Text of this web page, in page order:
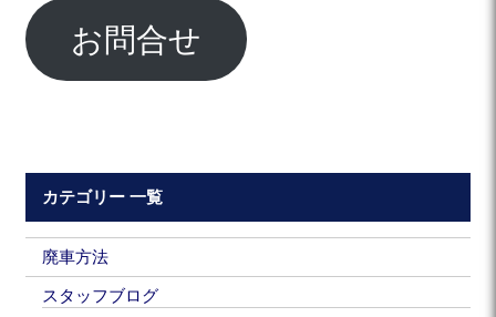
お問合せ
カテゴリー 一覧
廃車方法
スタッフブログ